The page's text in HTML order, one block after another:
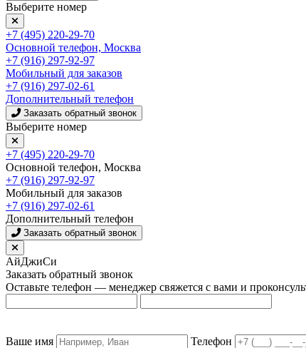
Выберите номер
+7 (495) 220-29-70
Основной телефон, Москва
+7 (916) 297-92-97
Мобильный для заказов
+7 (916) 297-02-61
Дополнительный телефон
Заказать обратный звонок
Выберите номер
+7 (495) 220-29-70
Основной телефон, Москва
+7 (916) 297-92-97
Мобильный для заказов
+7 (916) 297-02-61
Дополнительный телефон
Заказать обратный звонок
АйДжиСи
Заказать обратный звонок
Оставьте телефон — менеджер свяжется с вами и
Ваше имя Телефон